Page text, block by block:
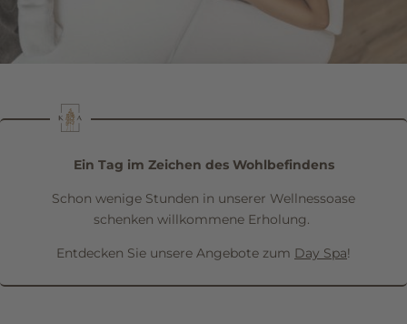
Ein Tag im Zeichen des Wohlbefindens
Schon wenige Stunden in unserer Wellnessoase
schenken willkommene Erholung.
Entdecken Sie unsere Angebote zum Day Spa!
Vorname
E-Mail*